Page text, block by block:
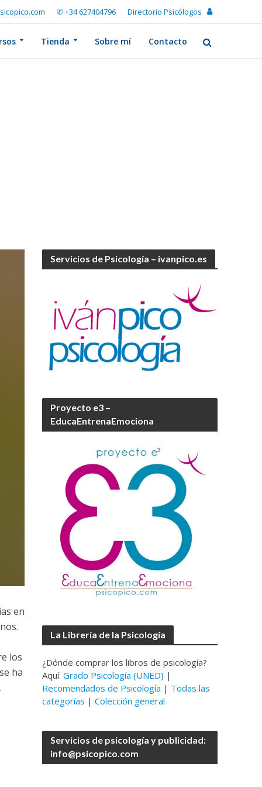
✆ +34 627404796 Directorio Psicólogos
Tienda Sobre mí Contacto
en
los
ha
Servicios de Psicología – ivanpico.es
Proyecto e3 –
EducaEntrenaEmociona
La Librería de la Psicología
¿Dónde comprar los libros de psicología?
Aquí:Grado Psicología (UNED) |
Recomendados de Psicología | Todas las
categorías |Colección general
Servicios de psicología y publicidad:
info@psicopico.com